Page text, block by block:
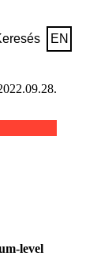
EN
level